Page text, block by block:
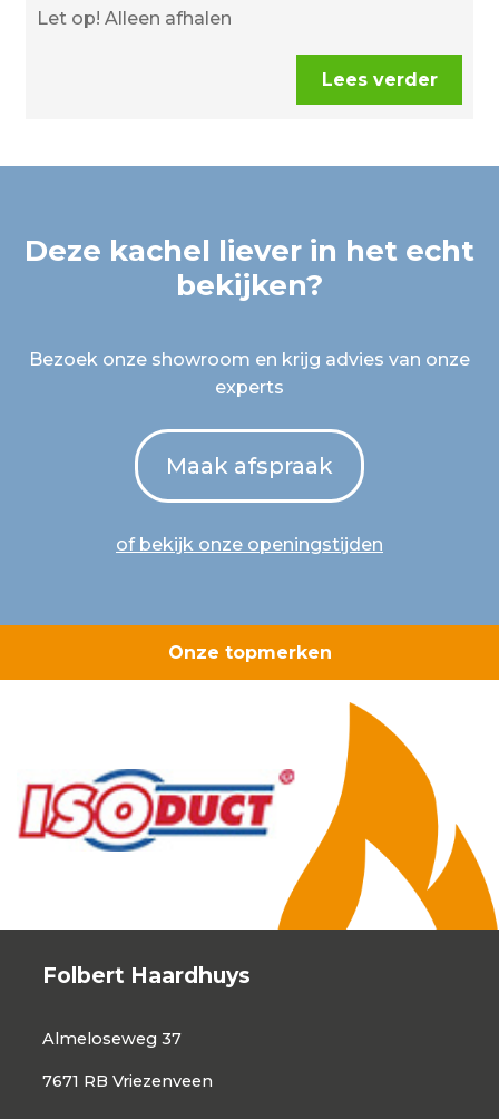
Let op! Alleen afhalen
Lees verder
Deze kachel liever in het echt
bekijken?
Bezoek onze showroom en krijg advies van onze
experts
Maak afspraak
of bekijk onze openingstijden
Onze topmerken
Folbert Haardhuys
Almeloseweg 37
7671 RB Vriezenveen